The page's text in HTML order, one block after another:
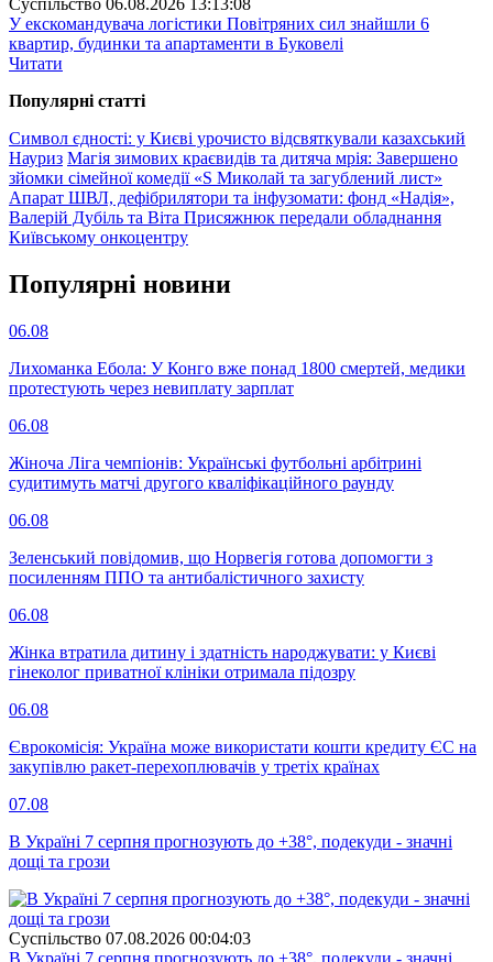
Суспiльство 06.08.2026 13:13:08
У екскомандувача логістики Повітряних сил знайшли 6
квартир, будинки та апартаменти в Буковелі
Читати
Популярнi статтi
Символ єдності: у Києві урочисто відсвяткували казахський
Науриз Магія зимових краєвидів та дитяча мрія: Завершено
зйомки сімейної комедії «S Миколай та загублений лист»
Апарат ШВЛ, дефібрилятори та інфузомати: фонд «Надія»,
Валерій Дубіль та Віта Присяжнюк передали обладнання
Київському онкоцентру
Популярнi новини
06.08
Лихоманка Ебола: У Конго вже понад 1800 смертей, медики
протестують через невиплату зарплат
06.08
Жіноча Ліга чемпіонів: Українські футбольні арбітрині
судитимуть матчі другого кваліфікаційного раунду
06.08
Зеленський повідомив, що Норвегія готова допомогти з
посиленням ППО та антибалістичного захисту
06.08
Жінка втратила дитину і здатність народжувати: у Києві
гінеколог приватної клініки отримала підозру
06.08
Єврокомісія: Україна може використати кошти кредиту ЄС на
закупівлю ракет-перехоплювачів у третіх країнах
07.08
В Україні 7 серпня прогнозують до +38°, подекуди - значні
дощі та грози
Суспiльство 07.08.2026 00:04:03
В Україні 7 серпня прогнозують до +38°, подекуди - значні